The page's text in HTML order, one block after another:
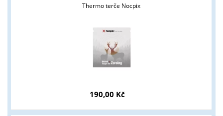
Thermo terče Nocpix
190,00 Kč
ANO NE